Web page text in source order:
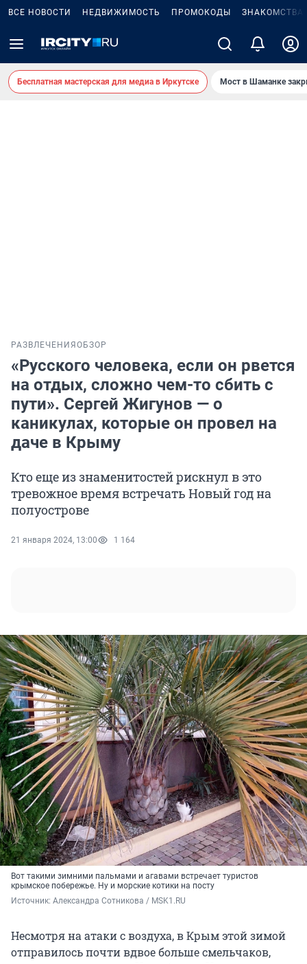
ВСЕ НОВОСТИ НЕДВИЖИМОСТЬ ПРОМОКОДЫ ЗНАКОМСТВА
Бесплатная мастерская для медиа в Иркутске Мост в Шаманке
РАЗВЛЕЧЕНИЯ ОБЗОР
«Русского человека, если он рвется
на отдых, сложно чем-то сбить с
пути». Сергей Жигунов — о
каникулах, которые он провел на
даче в Крыму
Кто еще из знаменитостей рискнул в это
тревожное время встречать Новый год на
полуострове
21 января 2024, 13:00 1 164
Вот такими зимними пальмами и агавами встречает туристов
крымское побережье. Ну и морские котики на посту
Источник: Александра Сотникова / MSK1.RU
Несмотря на атаки с воздуха, в Крым этой зимой
отправилось почти вдвое больше смельчаков,